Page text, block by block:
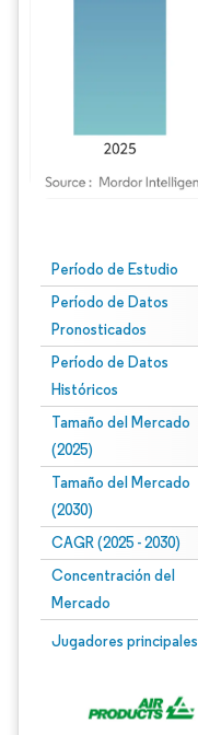
Período de Estudio
Período de Datos
Pronosticados
Período de Datos
Históricos
Tamaño del Mercado
(2025)
Tamaño del Mercado
(2030)
CAGR (2025 - 2030)
Concentración del
Mercado
Jugadores principales